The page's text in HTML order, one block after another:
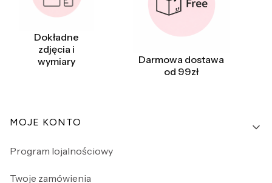
Dokładne
zdjęcia i
wymiary
Darmowa dostawa
od 99zł
Linki w stopce
MOJE KONTO
Program lojalnościowy
Twoje zamówienia